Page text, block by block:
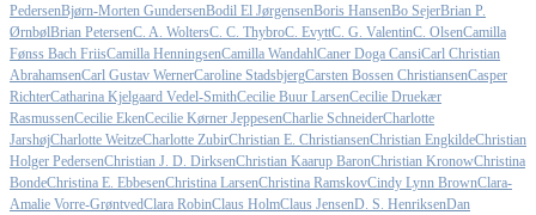
PedersenBjørn-Morten GundersenBodil El JørgensenBoris HansenBo SejerBrian P.
ØrnbølBrian PetersenC. A. WoltersC. C. ThybroC. EvyttC. G. ValentinC. OlsenCamilla
Fønss Bach FriisCamilla HenningsenCamilla WandahlCaner Doga CansiCarl Christian
AbrahamsenCarl Gustav WernerCaroline StadsbjergCarsten Bossen ChristiansenCasper
RichterCatharina Kjelgaard Vedel-SmithCecilie Buur LarsenCecilie Druekær
RasmussenCecilie EkenCecilie Kørner JeppesenCharlie SchneiderCharlotte
JarshøjCharlotte WeitzeCharlotte ZubirChristian E. ChristiansenChristian EngkildeChristian
Holger PedersenChristian J. D. DirksenChristian Kaarup BaronChristian KronowChristina
BondeChristina E. EbbesenChristina LarsenChristina RamskovCindy Lynn BrownClara-
Amalie Vorre-GrøntvedClara RobinClaus HolmClaus JensenD. S. HenriksenDan